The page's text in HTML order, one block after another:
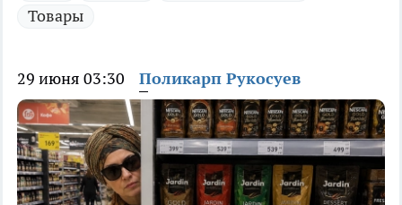
Товары
29 июня 03:30 Поликарп Рукосуев